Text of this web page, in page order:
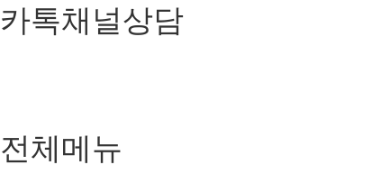
카톡채널상담
전체메뉴